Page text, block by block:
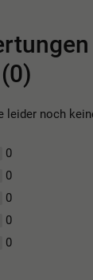
(0)
leider noch
0
0
0
0
0